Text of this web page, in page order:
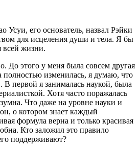
Усуи, его основатель, назвал Рэйки
для исцеления души и тела. Я бы
всей жизни.
До этого у меня была совсем другая
полностью изменилась, я думаю, что
первой я занималась наукой, была
Хотя часто поражалась
Что даже на уровне науки и
о котором знает каждый
формула верна и только красивая
Кто заложил это правило
поддерживают?